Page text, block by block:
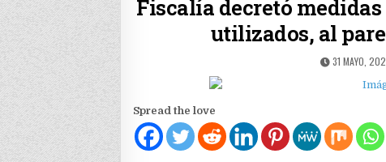
Fiscalía decretó
utilizados, al
PUBLISHED
31 MAYO,
Spread the love